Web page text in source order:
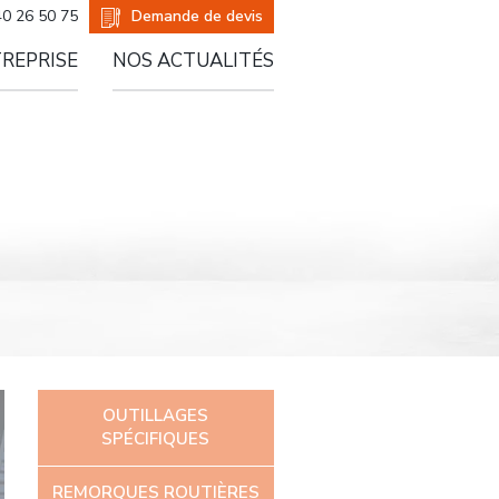
26 50 75 Demande de devis
NOS ACTUALITÉS
OUTILLAGES
SPÉCIFIQUES
REMORQUES ROUTIÈRES